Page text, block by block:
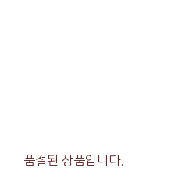
품절된 상품입니다.